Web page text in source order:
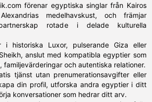
förenar egyptiska singlar från Kairos
medelhavskust, och främjar
rotade i delade kulturella
historiska Luxor, pulserande Giza eller
anslut med kompatibla egyptier som
och autentiska relationer.
tjänst utan prenumerationsavgifter eller
din profil, utforska andra egyptier i ditt
konversationer som hedrar ditt arv.